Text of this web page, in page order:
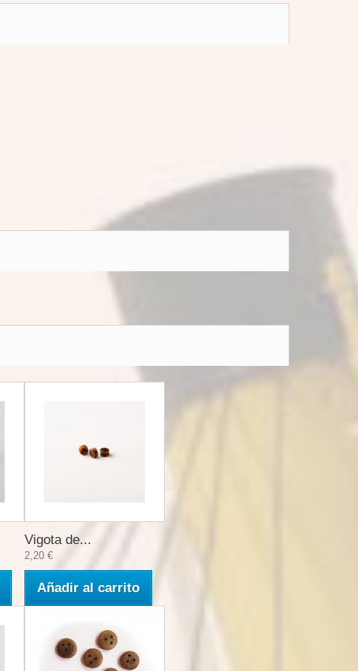
Vigota de...
2,20 €
Añadir al carrito